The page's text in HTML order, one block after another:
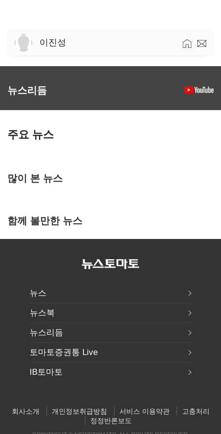
이진성
뉴스리듬
주요 뉴스
많이 본 뉴스
함께 볼만한 뉴스
뉴스
뉴스북
뉴스리듬
토마토증권통 Live
IB토마토
회사소개 개인정보취급방침 서비스 이용약관
고충처리
정정반론보도